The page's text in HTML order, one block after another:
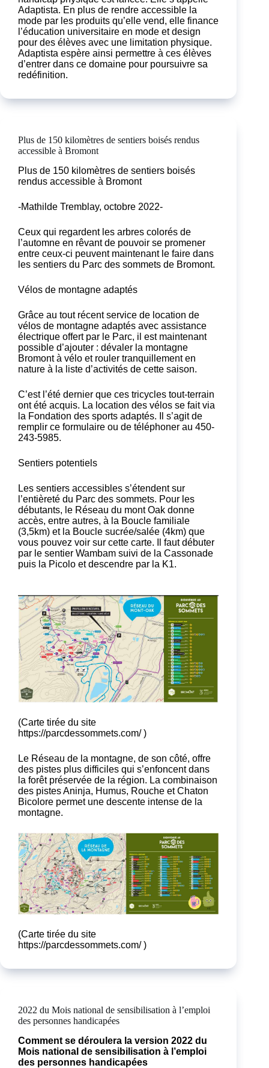
Adaptista. En plus de rendre accessible la
mode par les produits qu’elle vend, elle finance
l’éducation universitaire en mode et design
pour des élèves avec une limitation physique.
Adaptista espère ainsi permettre à ces élèves
d’entrer dans ce domaine pour poursuivre sa
redéfinition.
Plus de 150 kilomètres de sentiers boisés rendus
accessible à Bromont
Plus de 150 kilomètres de sentiers boisés
rendus accessible à Bromont
-Mathilde Tremblay, octobre 2022-
Ceux qui regardent les arbres colorés de
l’automne en rêvant de pouvoir se promener
entre ceux-ci peuvent maintenant le faire dans
les sentiers du Parc des sommets de Bromont.
Vélos de montagne adaptés
Grâce au tout récent service de location de
vélos de montagne adaptés avec assistance
électrique offert par le Parc, il est maintenant
possible d’ajouter : dévaler la montagne
Bromont à vélo et rouler tranquillement en
nature à la liste d’activités de cette saison.
C’est l’été dernier que ces tricycles tout-terrain
ont été acquis. La location des vélos se fait via
la Fondation des sports adaptés. Il s’agit de
remplir ce formulaire ou de téléphoner au 450-
243-5985.
Sentiers potentiels
Les sentiers accessibles s’étendent sur
l’entièreté du Parc des sommets. Pour les
débutants, le Réseau du mont Oak donne
accès, entre autres, à la Boucle familiale
(3,5km) et la Boucle sucrée/salée (4km) que
vous pouvez voir sur cette carte. Il faut débuter
par le sentier Wambam suivi de la Cassonade
puis la Picolo et descendre par la K1.
(Carte tirée du site
https://parcdessommets.com/ )
Le Réseau de la montagne, de son côté, offre
des pistes plus difficiles qui s’enfoncent dans
la forêt préservée de la région. La combinaison
des pistes Aninja, Humus, Rouche et Chaton
Bicolore permet une descente intense de la
montagne.
(Carte tirée du site
https://parcdessommets.com/)
2022 du Mois national de sensibilisation à l’emploi
des personnes handicapées
Comment se déroulera la version 2022 du
Mois national de sensibilisation à l’emploi
des personnes handicapées